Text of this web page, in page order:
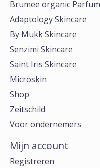
Brumee organic Parfum
Adaptology Skincare
By Mukk Skincare
Senzimi Skincare
Saint Iris Skincare
Microskin
Shop
Zeitschild
Voor ondernemers
Mijn account
Registreren